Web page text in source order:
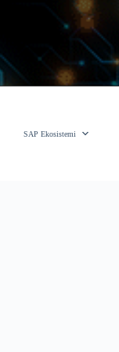
SAP Ekosistemi